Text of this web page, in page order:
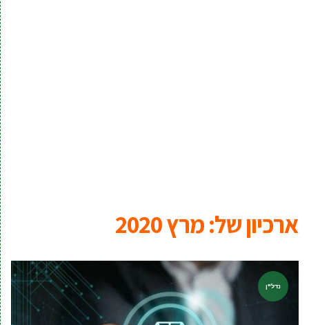
ארכיון של:מרץ 2020
נדל"ן